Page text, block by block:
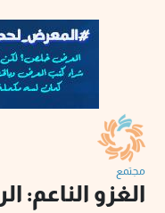
مجتمع
الغزو الناعم: